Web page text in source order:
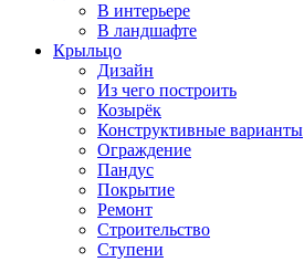
В интерьере
В ландшафте
Крыльцо
Дизайн
Из чего построить
Козырёк
Конструктивные варианты
Ограждение
Пандус
Покрытие
Ремонт
Строительство
Ступени